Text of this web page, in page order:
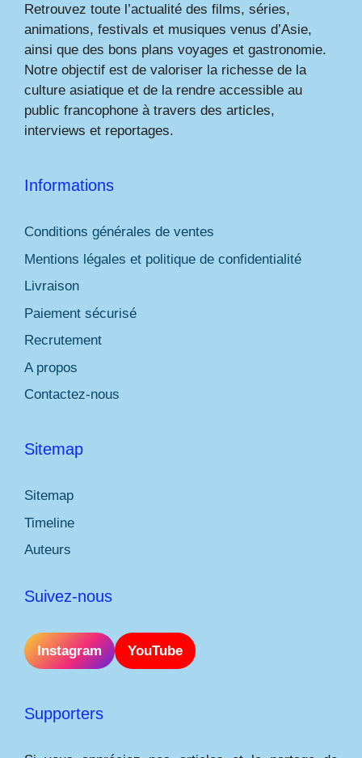
Retrouvez toute l’actualité des films, séries,
animations, festivals et musiques venus d’Asie,
ainsi que des bons plans voyages et gastronomie.
Notre objectif est de valoriser la richesse de la
culture asiatique et de la rendre accessible au
public francophone à travers des articles,
interviews et reportages.
Informations
Conditions générales de ventes
Mentions légales et politique de confidentialité
Livraison
Paiement sécurisé
Recrutement
A propos
Contactez-nous
Sitemap
Sitemap
Timeline
Auteurs
Suivez-nous
Instagram YouTube
Supporters